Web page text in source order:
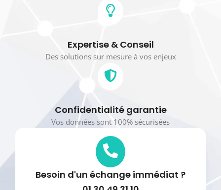
Expertise & Conseil
Des solutions sur mesure à vos enjeux
Confidentialité garantie
Vos données sont 100% sécurisées
Besoin d'un échange immédiat ?